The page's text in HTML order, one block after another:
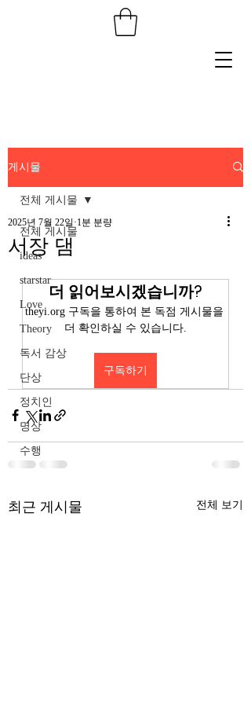
게시물
전체 게시물
ideas
starstar
Love
Theory
독서 감상
단상
정치인
명상
수행
전체 게시물
서장 댐
2025년 7월 22일 1분 분량
더 읽어보시겠습니까?
theyi.org 구독을 통하여 본 독점 게시물을
더 확인하실 수 있습니다.
구독하기
최근 게시물 전체 보기